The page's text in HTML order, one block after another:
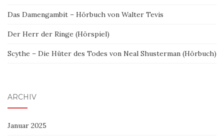
Das Damengambit – Hörbuch von Walter Tevis
Der Herr der Ringe (Hörspiel)
Scythe – Die Hüter des Todes von Neal Shusterman (Hörbuch)
ARCHIV
Januar 2025